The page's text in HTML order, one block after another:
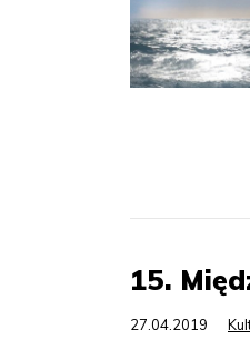
15.
27.04.2019